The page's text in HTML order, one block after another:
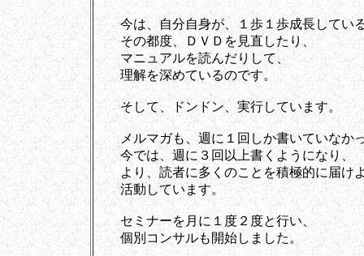
今は、自分自身が、１歩１歩成長してい
その都度、ＤＶＤを見直したり、
マニュアルを読んだりして、
理解を深めているのです。
そして、ドンドン、実行しています。
メルマガも、週に１回しか書いていなか
今では、週に３回以上書くようになり、
より、読者に多くのことを積極的に届け
活動しています。
セミナーを月に１度２度と行い、
個別コンサルも開始しました。